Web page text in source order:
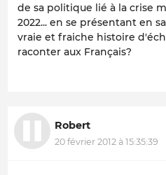
de sa politique lié à la crise
2022... en se présentant en
vraie et fraiche histoire
raconter aux Français?
Robert
20 février 2012 à 15:35:39